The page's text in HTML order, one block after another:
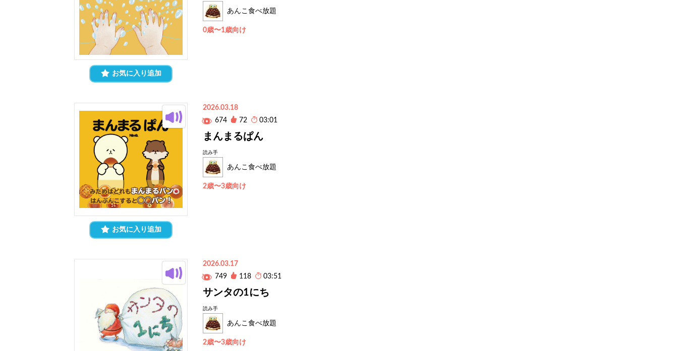
お気に入り追加
あんこ食べ放題
0歳〜1歳向け
お気に入り追加
2026.03.18
674
72 03:01
まんまるぱん
読み手
あんこ食べ放題
2歳〜3歳向け
2026.03.17
749
118 03:51
サンタの1にち
読み手
あんこ食べ放題
2歳〜3歳向け